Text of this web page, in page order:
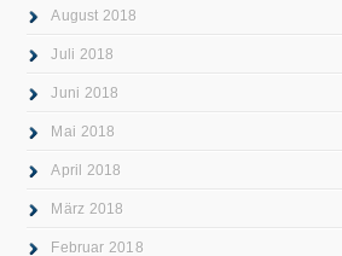
August 2018
Juli 2018
Juni 2018
Mai 2018
April 2018
März 2018
Februar 2018